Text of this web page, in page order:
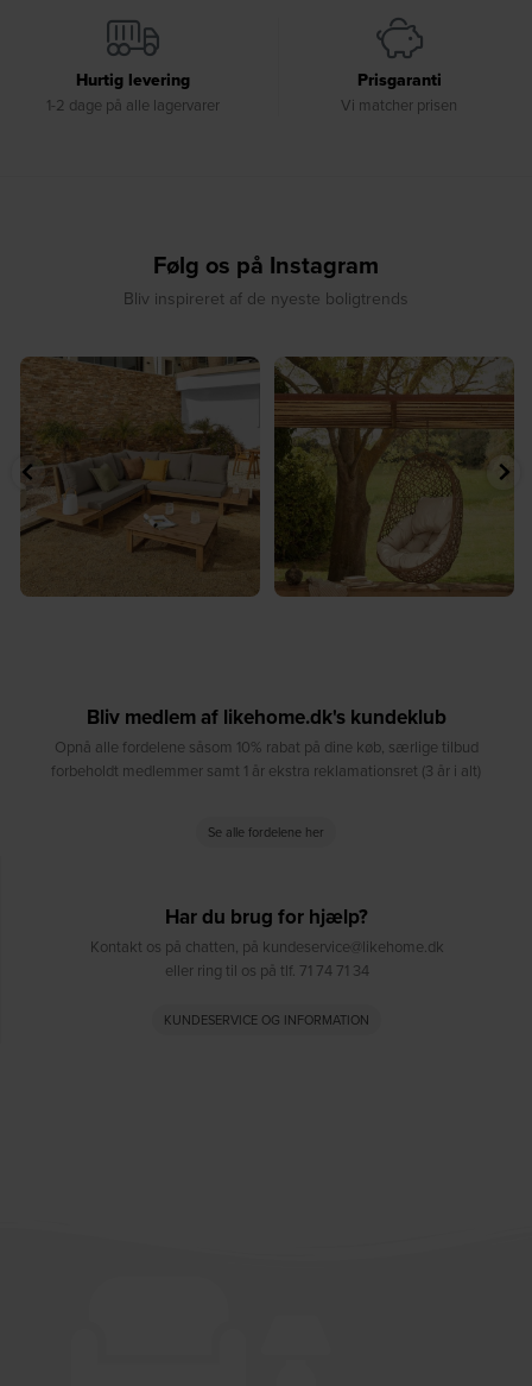
Hurtig levering
1-2 dage på alle lagervarer
Prisgaranti
Vi matcher prisen
Følg os på Instagram
Bliv inspireret af de nyeste boligtrends
naturlige
...
0
☀️ Find dit yndlingssted denne
sommer⁠
...
0
🤍 Rå materialer
Bliv medlem af likehome.dk's kundeklub
Opnå alle fordelene såsom 10% rabat på dine køb, særlige tilbud
forbeholdt medlemmer samt 1 år ekstra reklamationsret (3 år i alt)
Se alle fordelene her
Har du brug for hjælp?
Kontakt os på chatten, på kundeservice@likehome.dk
eller ring til os på tlf. 71 74 71 34
KUNDESERVICE OG INFORMATION